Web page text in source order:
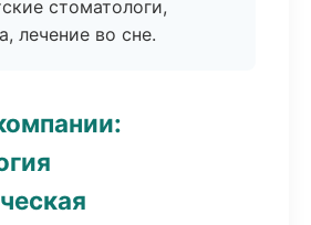
стоматологи,
лечение во сне.